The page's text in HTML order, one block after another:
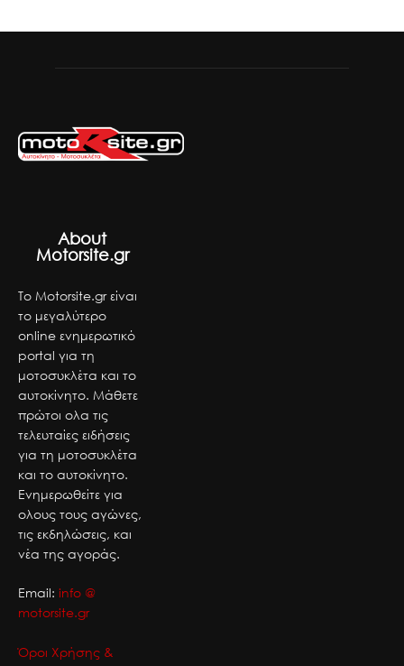
About
Motorsite.gr
Το Motorsite.gr είναι
το μεγαλύτερο
online ενημερωτικό
portal για τη
μοτοσυκλέτα και το
αυτοκίνητο. Μάθετε
πρώτοι ολα τις
τελευταίες ειδήσεις
για τη μοτοσυκλέτα
και το αυτοκίνητο.
Ενημερωθείτε για
ολους τους αγώνες,
τις εκδηλώσεις, και
νέα της αγοράς.
Email: info @
motorsite.gr
Όροι Χρήσης &